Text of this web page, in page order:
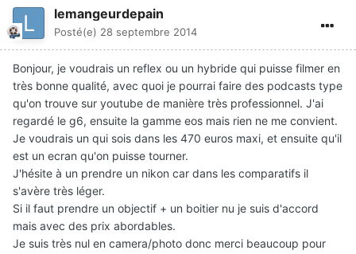
lemangeurdepain
Posté(e) 28 septembre 2014
Bonjour, je voudrais un reflex ou un hybride qui puisse filmer en
très bonne qualité, avec quoi je pourrai faire des podcasts type
qu'on trouve sur youtube de manière très professionnel. J'ai
regardé le g6, ensuite la gamme eos mais rien ne me convient.
Je voudrais un qui sois dans les 470 euros maxi, et ensuite qu'il
est un ecran qu'on puisse tourner.
J'hésite à un prendre un nikon car dans les comparatifs il
s'avère très léger.
Si il faut prendre un objectif + un boitier nu je suis d'accord
mais avec des prix abordables.
Je suis très nul en camera/photo donc merci beaucoup pour